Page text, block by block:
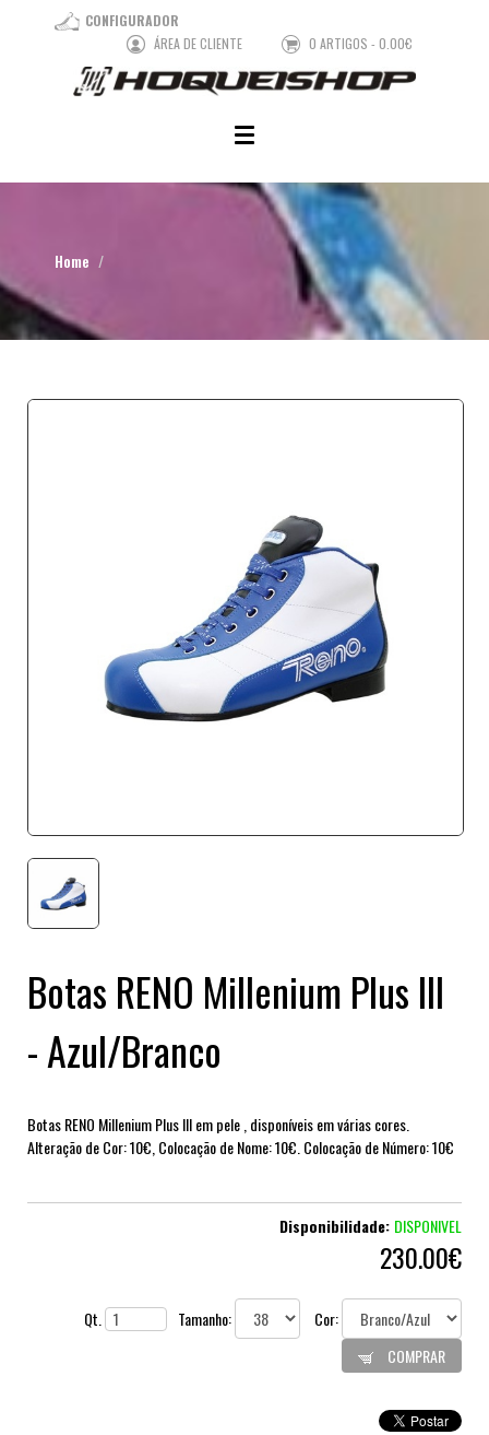
CONFIGURADOR
ÁREA DE CLIENTE
0 ARTIGOS - 0.00€
Home
Botas RENO Millenium Plus III
- Azul/Branco
Botas RENO Millenium Plus III em pele , disponíveis em várias cores.
Alteração de Cor: 10€, Colocação de Nome: 10€. Colocação de Número: 10€
Disponibilidade: DISPONIVEL
230.00€
Qt. Tamanho:
Cor:
COMPRAR